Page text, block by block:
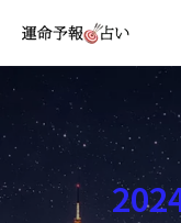
運命予報占い
運命予報占いとは
あなたの所属部屋を探